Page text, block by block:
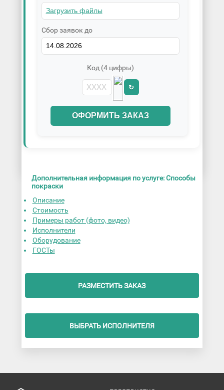
Сбор заявок до
Код (4 цифры)
↻
ОФОРМИТЬ ЗАКАЗ
Дополнительная информация по услуге: Способы
покраски
Описание
Стоимость
Примеры работ (фото, видео)
Исполнители
Оборудование
ГОСТы
РАЗМЕСТИТЬ ЗАКАЗ
ВЫБРАТЬ ИСПОЛНИТЕЛЯ